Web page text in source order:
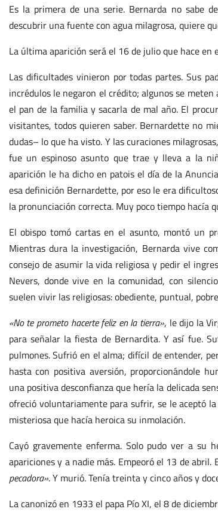
Es la primera de una serie. Bernarda no sabe
descubrir una fuente con agua milagrosa, quiere
La última aparición será el 16 de julio que hace en
Las dificultades vinieron por todas partes. Sus
incrédulos le negaron el crédito; algunos se
el pan de la familia y sacarla de mal año. El
visitantes, todos quieren saber. Bernardette no
dudas– lo que ha visto. Y las curaciones
fue un espinoso asunto que trae y lleva a la
aparición le ha dicho en patois el día de la
esa definición Bernardette, por eso le era
la pronunciación correcta. Muy poco tiempo hacía
El obispo tomó cartas en el asunto, montó un
Mientras dura la investigación, Bernarda vive
consejo de asumir la vida religiosa y pedir el
Nevers, donde vive en la comunidad, con
suelen vivir las religiosas: obediente, puntual,
«No te prometo hacerte feliz en la tierra», le dijo la
para señalar la fiesta de Bernardita. Y así fue.
pulmones. Sufrió en el alma; difícil de entender,
hasta con positiva aversión, proporcionándole
una positiva desconfianza que hería la delicada
ofreció voluntariamente para sufrir, se le aceptó
misteriosa que hacía heroica su inmolación.
Cayó gravemente enferma. Solo pudo ver a su
apariciones y a nadie más. Empeoró el 13 de
pecadora». Y murió. Tenía treinta y cinco años y
La canonizó en 1933 el papa Pío XI, el 8 de